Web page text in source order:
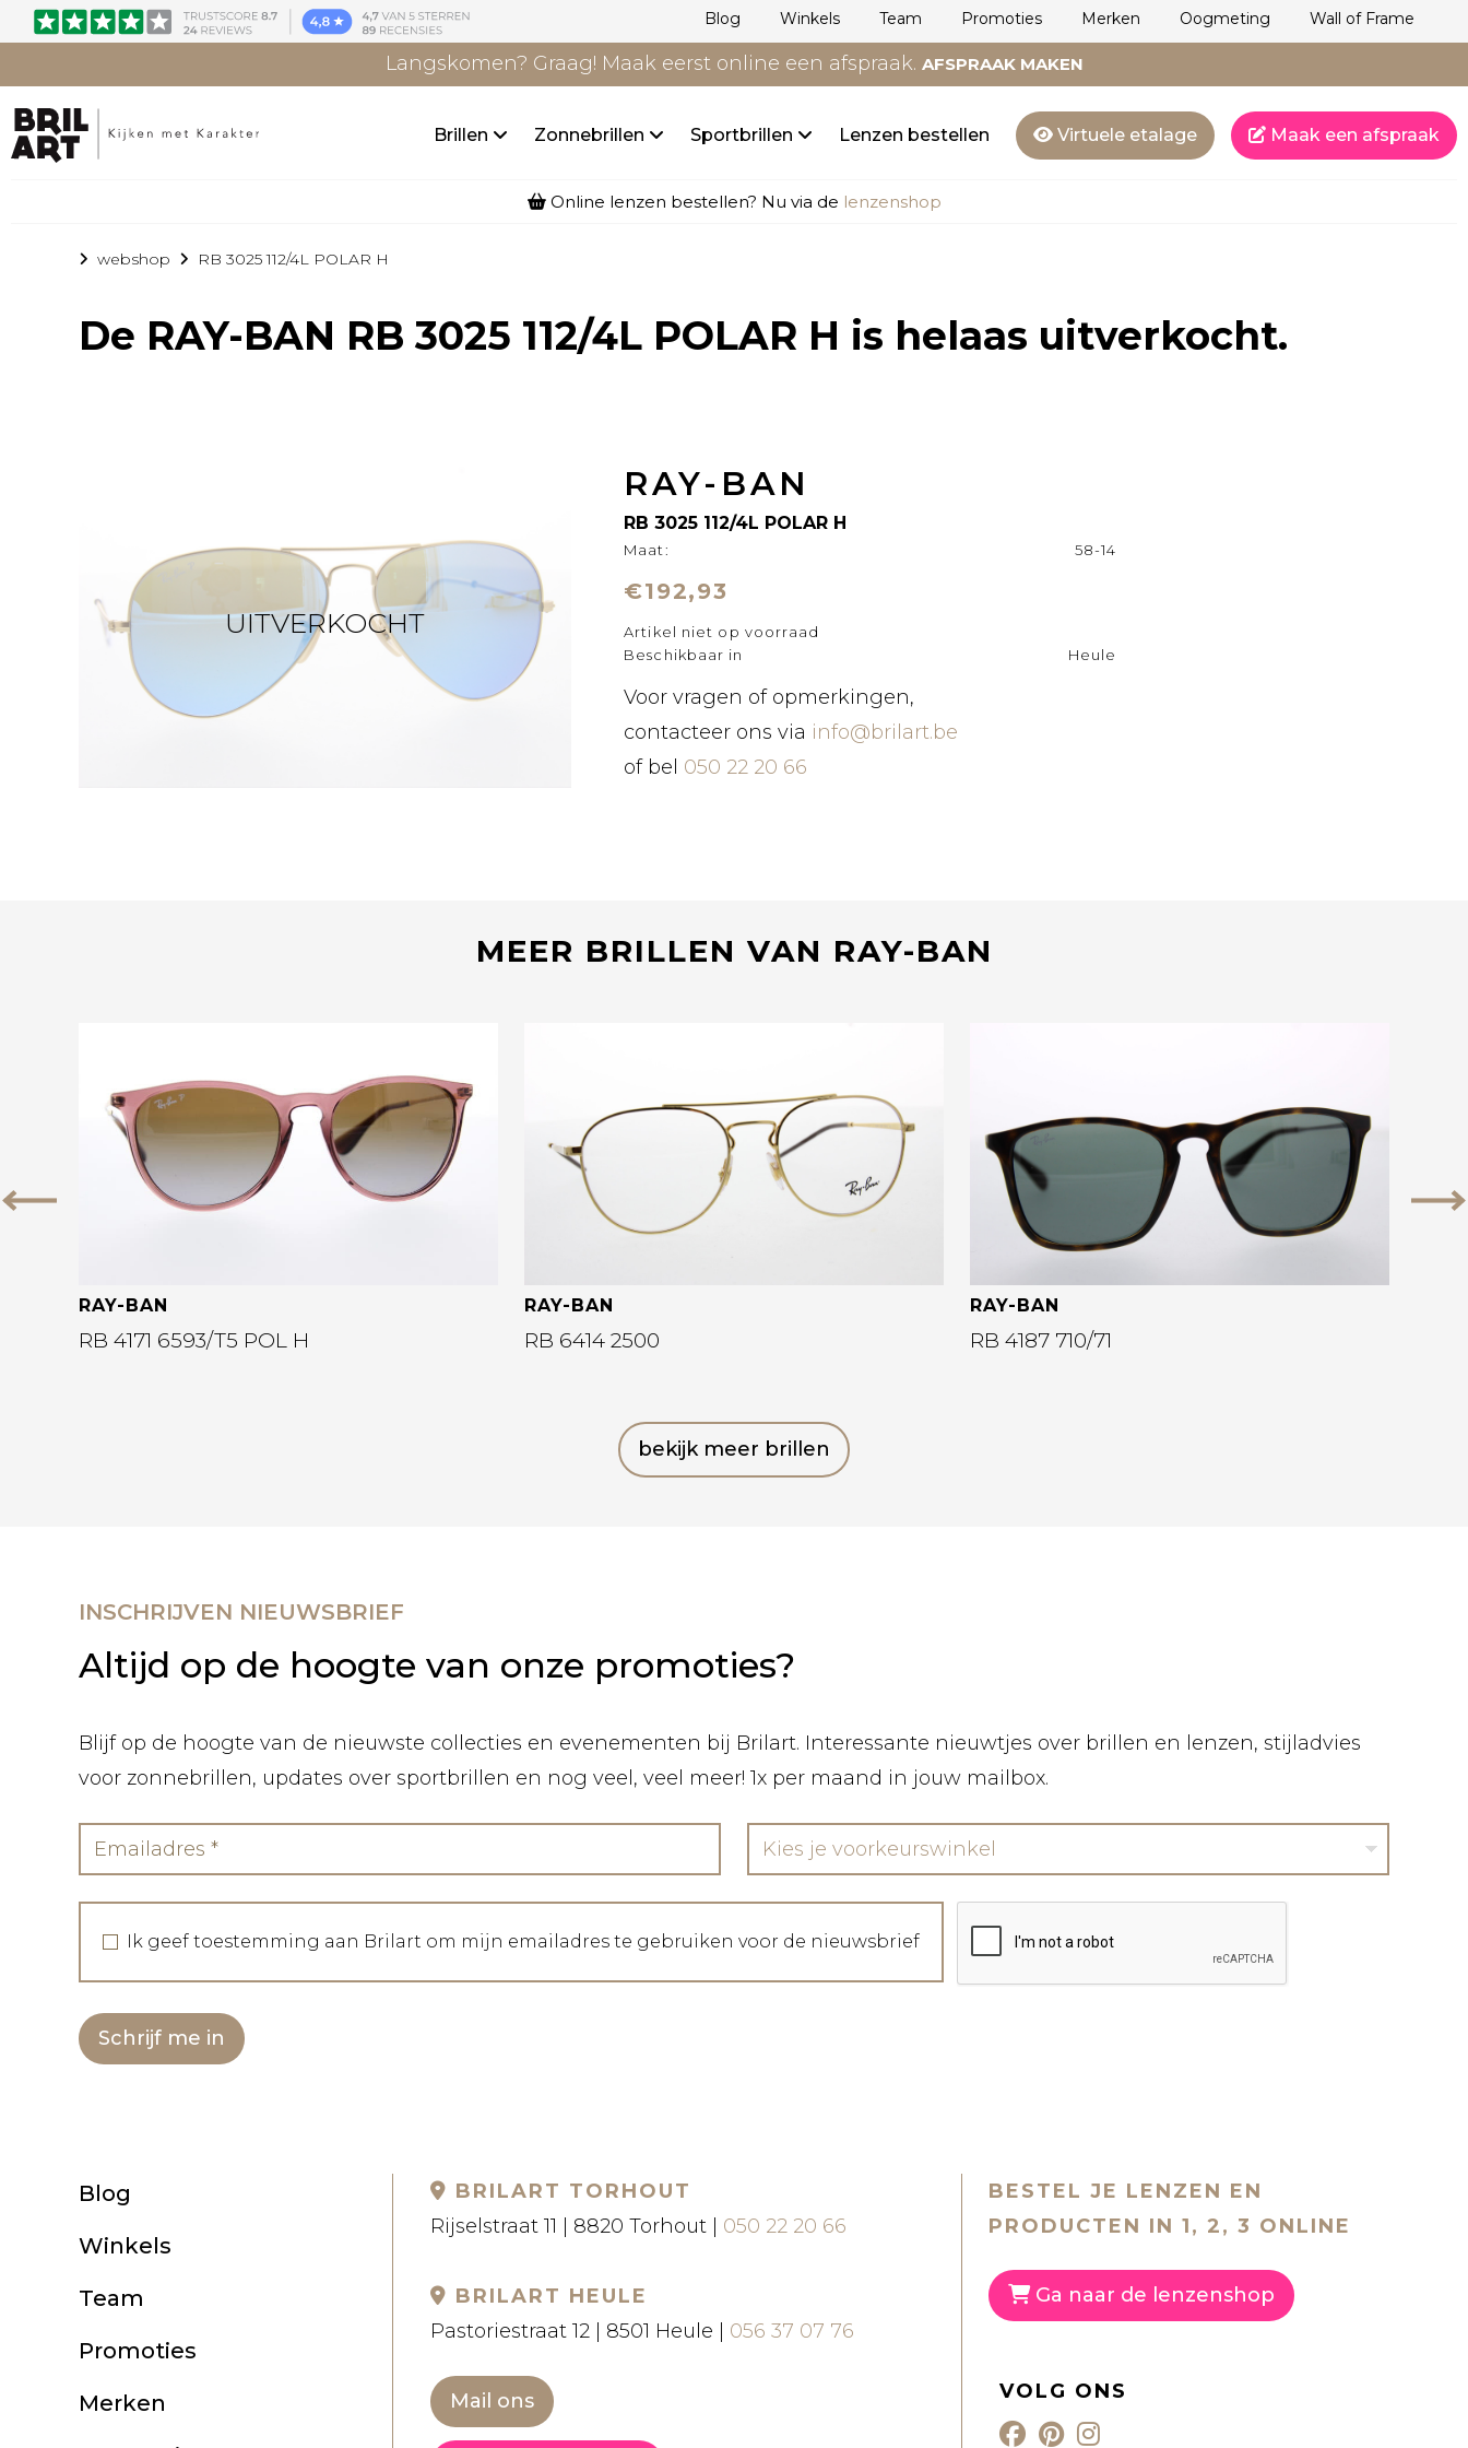
Blog Winkels Team Promoties Merken Oogmeting Wall of Frame
Langskomen? Graag! Maak eerst online een afspraak. AFSPRAAK MAKEN
Brillen Zonnebrillen Sportbrillen Lenzen bestellen Virtuele etalage Maak een afspraak
Online lenzen bestellen? Nu via de lenzenshop
webshop RB 3025 112/4L POLAR H
De RAY-BAN RB 3025 112/4L POLAR H is helaas uitverkocht.
UITVERKOCHT
RAY-BAN
RB 3025 112/4L POLAR H
Maat: 58-14
€192,93
Artikel niet op voorraad
Beschikbaar in
Heule
Voor vragen of opmerkingen,
contacteer ons via info@brilart.be
of bel 050 22 20 66
MEER BRILLEN VAN RAY-BAN
Vorige
Bekijk deze bril
RAY-BAN
RB 4171 6593/T5 POL H
RAY-BAN
RB 6414 2500
RAY-BAN
RB 4187 710/71
bekijk meer brillen
INSCHRIJVEN NIEUWSBRIEF
Altijd op de hoogte van onze promoties?
Blijf op de hoogte van de nieuwste collecties en evenementen bij Brilart. Interessante nieuwtjes over brillen en lenzen, stijladvies
voor zonnebrillen, updates over sportbrillen en nog veel, veel meer! 1x per maand in jouw mailbox.
Kies je voorkeurswinkel
Ik geef toestemming aan Brilart om mijn emailadres te gebruiken voor de nieuwsbrief
Schrijf me in
Blog
Winkels
Team
Promoties
Merken
BRILART TORHOUT
Rijselstraat 11 | 8820 Torhout | 050 22 20 66
BRILART HEULE
Pastoriestraat 12 | 8501 Heule | 056 37 07 76
Mail ons
BESTEL JE LENZEN EN
PRODUCTEN IN 1, 2, 3 ONLINE
Ga naar de lenzenshop
VOLG ONS